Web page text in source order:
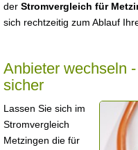
der Stromvergleich für
sich rechtzeitig zum Ablauf
Anbieter wechseln
sicher
Lassen Sie sich im
Stromvergleich
Metzingen die für